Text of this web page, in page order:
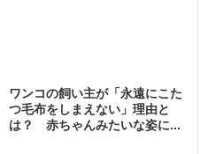
ワンコの飼い主が「永遠にこた
つ毛布をしまえない」理由と
は？ 赤ちゃんみたいな姿に...